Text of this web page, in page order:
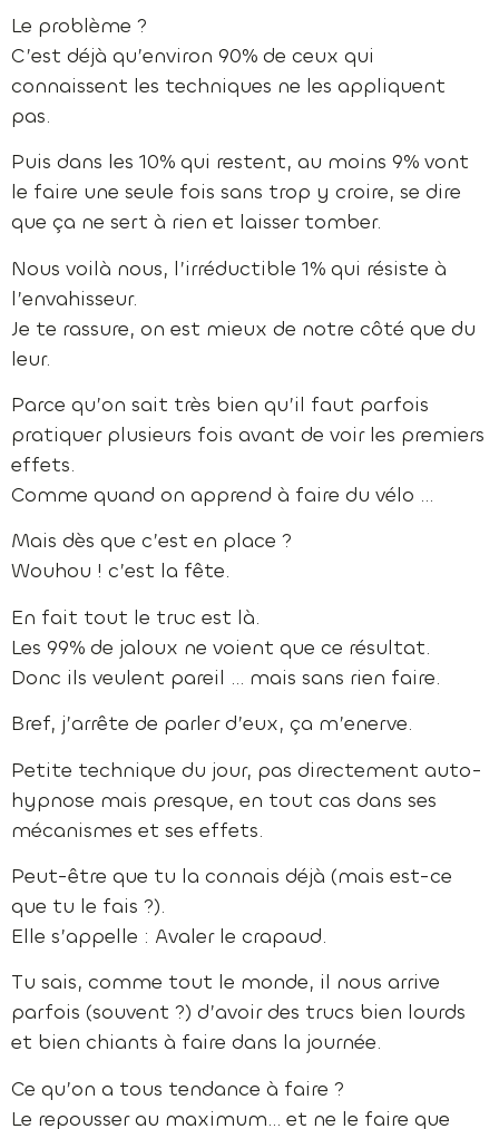
Le problème ?
C’est déjà qu’environ 90% de ceux qui
connaissent les techniques ne les appliquent
pas.
Puis dans les 10% qui restent, au moins 9% vont
le faire une seule fois sans trop y croire, se dire
que ça ne sert à rien et laisser tomber.
Nous voilà nous, l’irréductible 1% qui résiste à
l’envahisseur.
Je te rassure, on est mieux de notre côté que du
leur.
Parce qu’on sait très bien qu’il faut parfois
pratiquer plusieurs fois avant de voir les premiers
effets.
Comme quand on apprend à faire du vélo …
Mais dès que c’est en place ?
Wouhou ! c’est la fête.
En fait tout le truc est là.
Les 99% de jaloux ne voient que ce résultat.
Donc ils veulent pareil … mais sans rien faire.
Bref, j’arrête de parler d’eux, ça m’enerve.
Petite technique du jour, pas directement auto-
hypnose mais presque, en tout cas dans ses
mécanismes et ses effets.
Peut-être que tu la connais déjà (mais est-ce
que tu le fais ?).
Elle s’appelle : Avaler le crapaud.
Tu sais, comme tout le monde, il nous arrive
parfois (souvent ?) d’avoir des trucs bien lourds
et bien chiants à faire dans la journée.
Ce qu’on a tous tendance à faire ?
Le repousser au maximum… et ne le faire que